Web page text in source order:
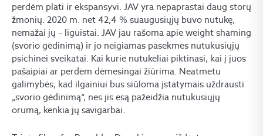
perdėm plati ir ekspansyvi. JAV yra nepaprastai daug storų
žmonių. 2020 m. net 42,4 % suaugusiųjų buvo nutukę,
nemažai jų – liguistai. JAV jau rašoma apie weight shaming
(svorio gėdinimą) ir jo neigiamas pasekmes nutukusiųjų
psichinei sveikatai. Kai kurie nutukėliai piktinasi, kai į juos
pašaipiai ar perdėm dėmesingai žiūrima. Neatmetu
galimybės, kad ilgainiui bus siūloma įstatymais uždrausti
„svorio gėdinimą“, nes jis esą pažeidžia nutukusiųjų
orumą, kenkia jų savigarbai.